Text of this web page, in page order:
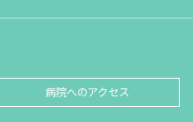
病院へのアクセス